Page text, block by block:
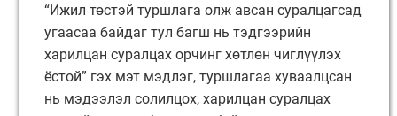
“Ижил төстэй туршлага олж авсан суралцагсад
угаасаа байдаг тул багш нь тэдгээрийн
харилцан суралцах орчинг хөтлөн чиглүүлэх
ёстой” гэх мэт мэдлэг, туршлагаа хуваалцсан
нь мэдээлэл солилцох, харилцан суралцах